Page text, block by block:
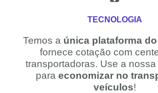
TECNOLOGIA
Temos a única plataforma
fornece cotação com
transportadoras. Use a
para economizar no
veículos!